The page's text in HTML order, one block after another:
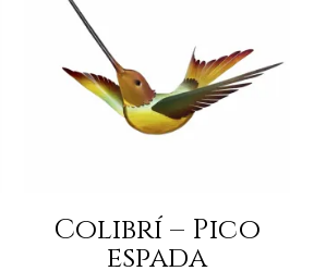
Colibrí – Pico
espada